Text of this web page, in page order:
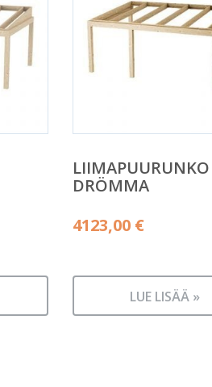
LIIMAPUURUNKO
DRÖMMA
4123,00 €
LUE LISÄÄ »